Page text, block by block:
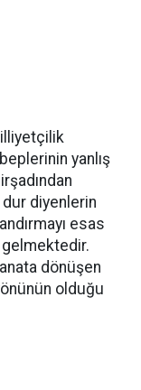
yanlış
dur diyenlerin
esas
gelmektedir.
dönüşen
olduğu